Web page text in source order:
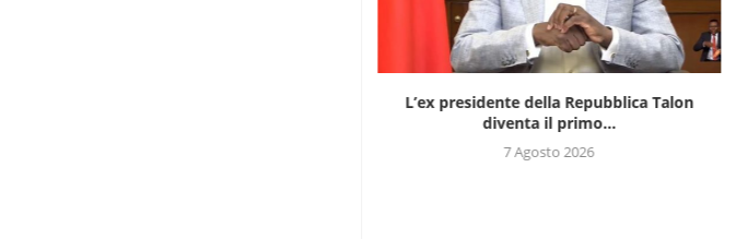
L’ex presidente della Repubblica Talon
diventa il primo...
7 Agosto 2026